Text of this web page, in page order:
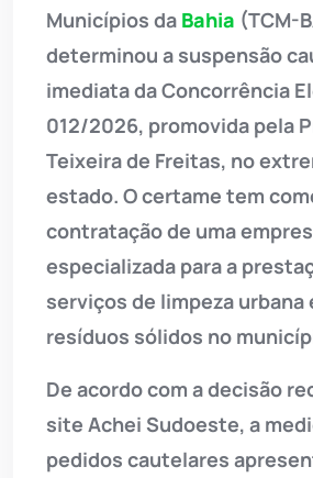
Municípios da Bahia (TCM-
determinou a suspensão
imediata da Concorrência
012/2026, promovida pela
Teixeira de Freitas, no
estado. O certame tem
contratação de uma
especializada para a
serviços de limpeza urbana
resíduos sólidos no
De acordo com a decisão
site Achei Sudoeste, a
pedidos cautelares